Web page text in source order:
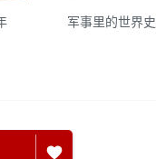
军事里的世界史